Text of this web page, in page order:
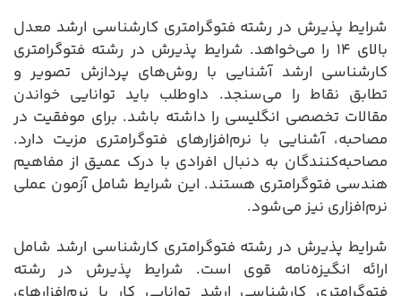
شرایط پذیرش در رشته فتوگرامتری کارشناسی ارشد معدل
بالای ۱۴ را می‌خواهد. شرایط پذیرش در رشته فتوگرامتری
کارشناسی ارشد آشنایی با روش‌های پردازش تصویر و
تطابق نقاط را می‌سنجد. داوطلب باید توانایی خواندن
مقالات تخصصی انگلیسی را داشته باشد. برای موفقیت در
مصاحبه، آشنایی با نرم‌افزارهای فتوگرامتری مزیت دارد.
مصاحبه‌کنندگان به دنبال افرادی با درک عمیق از مفاهیم
هندسی فتوگرامتری هستند. این شرایط شامل آزمون عملی
نرم‌افزاری نیز می‌شود.
شرایط پذیرش در رشته فتوگرامتری کارشناسی ارشد شامل
ارائه انگیزه‌نامه قوی است. شرایط پذیرش در رشته